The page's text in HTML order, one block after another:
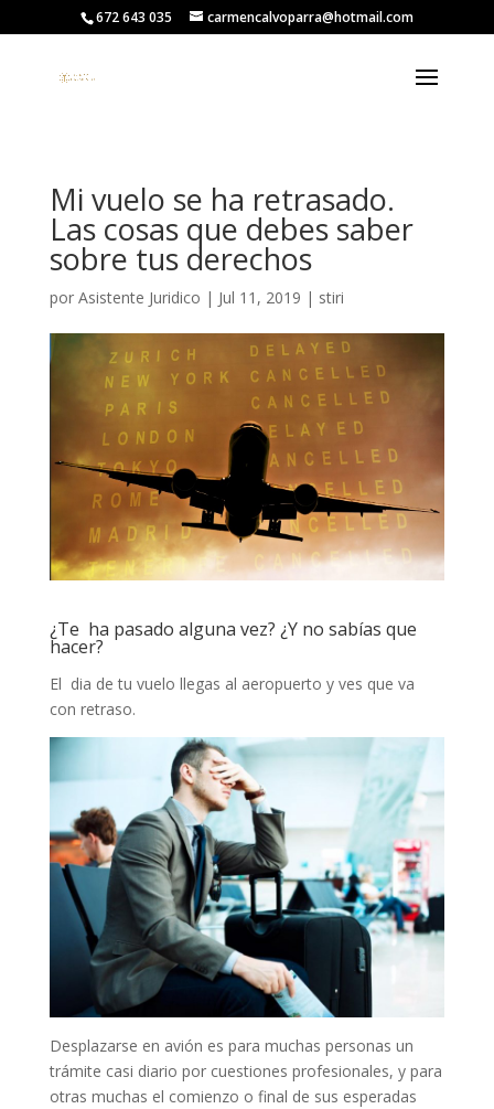
672 643 035 carmencalvoparra@hotmail.com
Mi vuelo se ha retrasado.
Las cosas que debes saber
sobre tus derechos
por Asistente Juridico | Jul 11, 2019 | stiri
¿Te ha pasado alguna vez? ¿Y no sabías que
hacer?
El dia de tu vuelo llegas al aeropuerto y ves que va
con retraso.
Desplazarse en avión es para muchas personas un
trámite casi diario por cuestiones profesionales, y para
otras muchas el comienzo o final de sus esperadas